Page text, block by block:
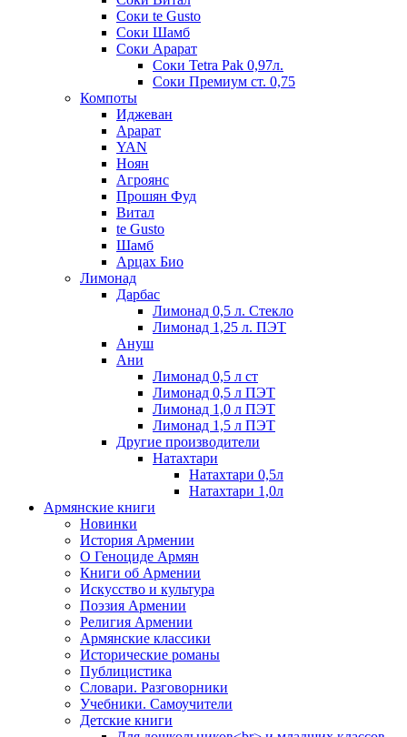
Соки te Gusto
Соки Шамб
Соки Арарат
Соки Tetra Pak 0,97л.
Соки Премиум ст. 0,75
Компоты
Иджеван
Арарат
YAN
Ноян
Агроянс
Прошян Фуд
Витал
te Gusto
Шамб
Арцах Био
Лимонад
Дарбас
Лимонад 0,5 л. Стекло
Лимонад 1,25 л. ПЭТ
Ануш
Ани
Лимонад 0,5 л ст
Лимонад 0,5 л ПЭТ
Лимонад 1,0 л ПЭТ
Лимонад 1,5 л ПЭТ
Другие производители
Натахтари
Натахтари 0,5л
Натахтари 1,0л
Армянские книги
Новинки
История Армении
О Геноциде Армян
Книги об Армении
Иcкусство и культура
Поэзия Армении
Религия Армении
Армянские классики
Исторические романы
Публицистика
Словари. Разговорники
Учебники. Самоучители
Детские книги